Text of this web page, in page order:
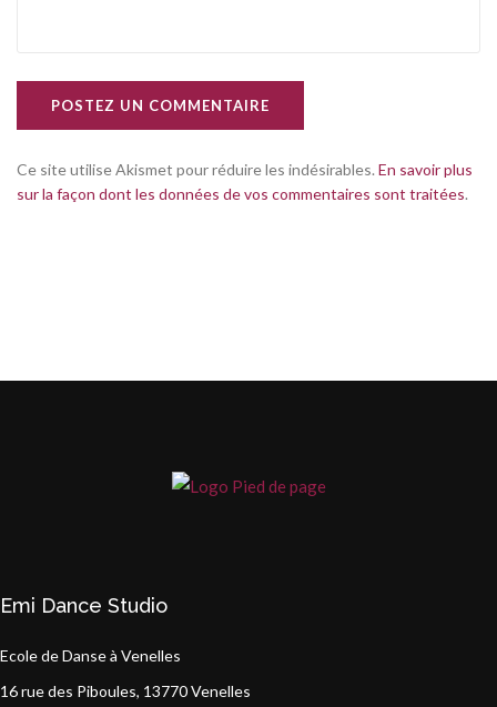
POSTEZ UN COMMENTAIRE
Ce site utilise Akismet pour réduire les indésirables. En savoir plus
sur la façon dont les données de vos commentaires sont traitées.
Emi Dance Studio
Ecole de Danse à Venelles
16 rue des Piboules, 13770 Venelles